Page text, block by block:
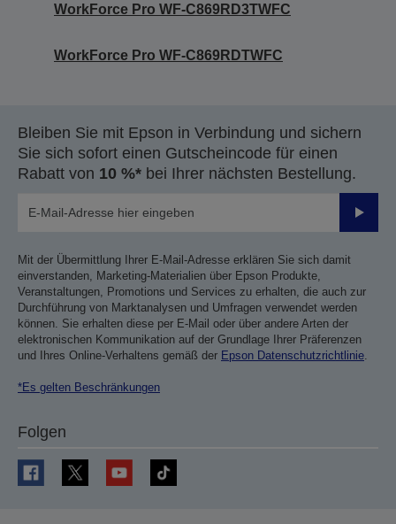
WorkForce Pro WF-C869RD3TWFC
WorkForce Pro WF-C869RDTWFC
Bleiben Sie mit Epson in Verbindung und sichern
Sie sich sofort einen Gutscheincode für einen
Rabatt von 10 %* bei Ihrer nächsten Bestellung.
Mit der Übermittlung Ihrer E-Mail-Adresse erklären Sie sich damit
einverstanden, Marketing-Materialien über Epson Produkte,
Veranstaltungen, Promotions und Services zu erhalten, die auch zur
Durchführung von Marktanalysen und Umfragen verwendet werden
können. Sie erhalten diese per E-Mail oder über andere Arten der
elektronischen Kommunikation auf der Grundlage Ihrer Präferenzen
und Ihres Online-Verhaltens gemäß der Epson Datenschutzrichtlinie
*Es gelten Beschränkungen
Folgen